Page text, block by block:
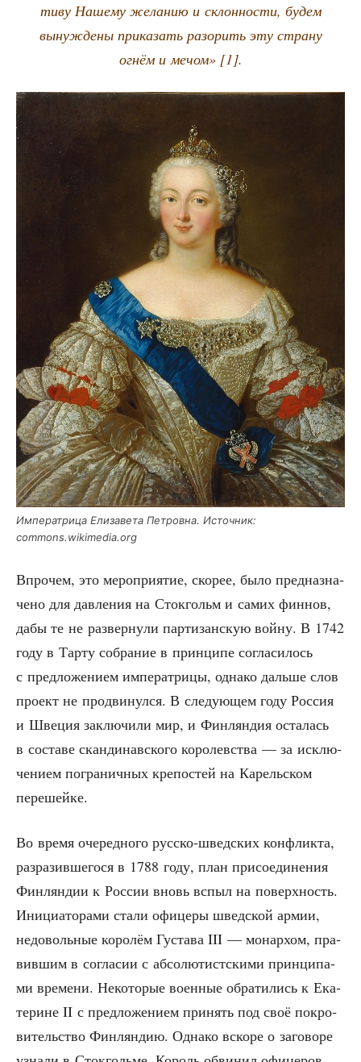
ти­ву Наше­му жела­нию и склон­но­сти, будем
вынуж­де­ны при­ка­зать разо­рить эту стра­ну
огнём и мечом» [1].
Импе­ра­три­ца Ели­за­ве­та Пет­ров­на. Источ­ник:
commons.wikimedia.org
Впро­чем, это меро­при­я­тие, ско­рее, было пред­на­зна­
че­но для дав­ле­ния на Сток­гольм и самих фин­нов,
дабы те не раз­вер­ну­ли пар­ти­зан­скую вой­ну. В 1742
году в Тар­ту собра­ние в прин­ци­пе согла­си­лось
с пред­ло­же­ни­ем импе­ра­три­цы, одна­ко даль­ше слов
про­ект не про­дви­нул­ся. В сле­ду­ю­щем году Рос­сия
и Шве­ция заклю­чи­ли мир, и Фин­лян­дия оста­лась
в соста­ве скан­ди­нав­ско­го коро­лев­ства — за исклю­
че­ни­ем погра­нич­ных кре­по­стей на Карель­ском
перешейке.
Во вре­мя оче­ред­но­го рус­ско-швед­ских кон­флик­та,
раз­ра­зив­ше­го­ся в 1788 году, план при­со­еди­не­ния
Фин­лян­дии к Рос­сии вновь вспыл на поверх­ность.
Ини­ци­а­то­ра­ми ста­ли офи­це­ры швед­ской армии,
недо­воль­ные коро­лём Густа­ва III — монар­хом, пра­
вив­шим в согла­сии с абсо­лю­тист­ски­ми прин­ци­па­
ми вре­ме­ни. Неко­то­рые воен­ные обра­ти­лись к Ека­
те­рине II с пред­ло­же­ни­ем при­нять под своё покро­
ви­тель­ство Фин­лян­дию. Одна­ко вско­ре о заго­во­ре